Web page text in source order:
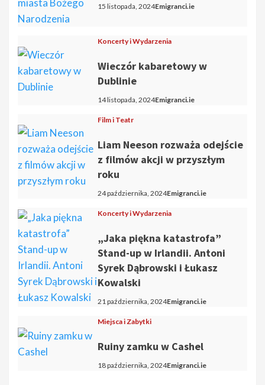
15 listopada, 2024Emigranci.ie
Koncerty i Wydarzenia
Wieczór kabaretowy w
Dublinie
14 listopada, 2024Emigranci.ie
Film i Teatr
Liam Neeson rozważa odejście
z filmów akcji w przyszłym
roku
24 października, 2024Emigranci.ie
Koncerty i Wydarzenia
„Jaka piękna katastrofa”
Stand-up w Irlandii. Antoni
Syrek Dąbrowski i Łukasz
Kowalski
21 października, 2024Emigranci.ie
Miejsca i Zabytki
Ruiny zamku w Cashel
18 października, 2024Emigranci.ie